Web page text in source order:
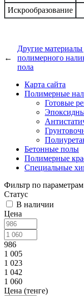
Искрообразование
←
Другие материалы
полимерного
пола
Карта сайта
Полимерные
Готовые
Бетонные полы
Полимерные
Специальные
Фильтр по параметрам
Статус
В наличии
Цена
986
1 005
1 023
1 042
1 060
Цена (тенге)